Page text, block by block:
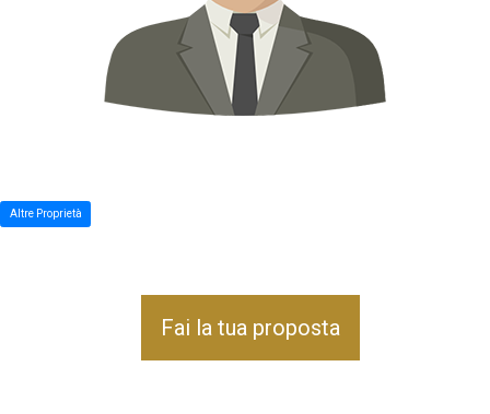
Altre Proprietà
Fai la tua proposta